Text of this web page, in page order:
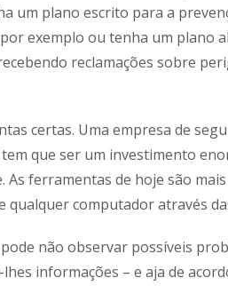
um plano escrito para a
exemplo ou tenha um plano
reclamações sobre
certas. Uma empresa de
que ser um investimento
ferramentas de hoje são
qualquer computador através
não observar possíveis
informações – e aja de